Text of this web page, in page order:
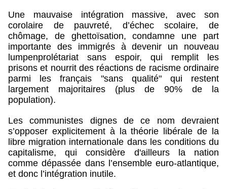
Une mauvaise intégration massive, avec son
corolaire de pauvreté, d’échec scolaire, de
chômage, de ghettoïsation, condamne une part
importante des immigrés à devenir un nouveau
lumpenprolétariat sans espoir, qui remplit les
prisons et nourrit des réactions de racisme ordinaire
parmi les français "sans qualité" qui restent
largement majoritaires (plus de 90% de la
population).
Les communistes dignes de ce nom devraient
s’opposer explicitement à la théorie libérale de la
libre migration internationale dans les conditions du
capitalisme, qui considère d'ailleurs la nation
comme dépassée dans l’ensemble euro-atlantique,
et donc l’intégration inutile.